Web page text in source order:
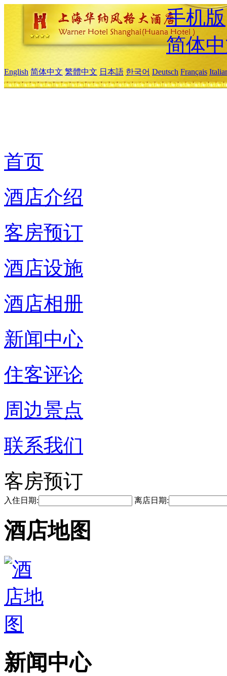
手机版
简体
English 简体中文 繁體中文 日本語 한국어 Deutsch Français
首页
酒店介绍
客房预订
酒店设施
酒店相册
新闻中心
住客评论
周边景点
联系我们
客房预订
入住日期: 离店日期:
酒店地图
新闻中心